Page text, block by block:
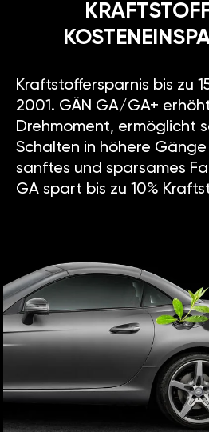
Kraftstoffersparnis bis zu
2001. GÄN GA/GA+
Drehmoment, ermöglicht
Schalten in höhere
sanftes und sparsames
GA spart bis zu 10%